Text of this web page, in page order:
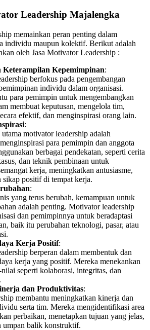
Leadership Majalengka
memainkan peran penting dalam
individu maupun kolektif. Berikut adalah
oleh Jasa Motivator Leadership :
Keterampilan Kepemimpinan:
berfokus pada pengembangan
individu dalam organisasi.
para pemimpin untuk mengembangkan
membuat keputusan, mengelola tim,
efektif, dan menginspirasi orang lain.
:
utama motivator leadership adalah
para pemimpin dan anggota
berbagai pendekatan, seperti cerita
dan teknik pembinaan untuk
kerja, meningkatkan antusiasme,
sikap positif di tempat kerja.
:
yang terus berubah, kemampuan untuk
adalah penting. Motivator leadership
dan pemimpinnya untuk beradaptasi
baik itu perubahan teknologi, pasar, atau
Kerja Positif:
berperan dalam membentuk dan
kerja yang positif. Mereka menekankan
seperti kolaborasi, integritas, dan
dan Produktivitas:
membantu meningkatkan kinerja dan
serta tim. Mereka mengidentifikasi area
perbaikan, menetapkan tujuan yang jelas,
umpan balik konstruktif.